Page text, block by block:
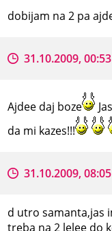
dobijam na 2 pa
31.10.2009, 00:53
Ajdee daj boze
da mi kazes!!!
31.10.2009, 08:05
d utro samanta,jas
treba na 2 lelee do